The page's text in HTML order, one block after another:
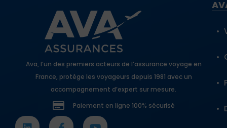
Ava, l’un des premiers acteurs de l’assurance voyage en
France, protège les voyageurs depuis 1981 avec un
accompagnement d’expert sur mesure.
Paiement en ligne 100% sécurisé